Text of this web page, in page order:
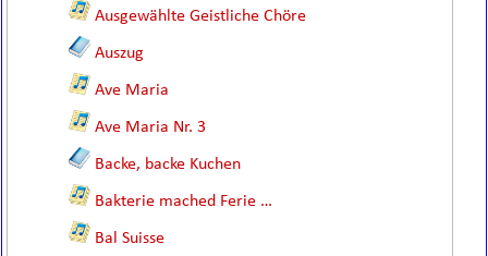
Ausgewählte Geistliche Chöre
Auszug
Ave Maria
Ave Maria Nr. 3
Backe, backe Kuchen
Bakterie mached Ferie …
Bal Suisse